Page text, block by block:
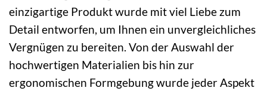
einzigartige Produkt wurde mit viel Liebe zum
Detail entworfen, um Ihnen ein unvergleichliches
Vergnügen zu bereiten. Von der Auswahl der
hochwertigen Materialien bis hin zur
ergonomischen Formgebung wurde jeder Aspekt